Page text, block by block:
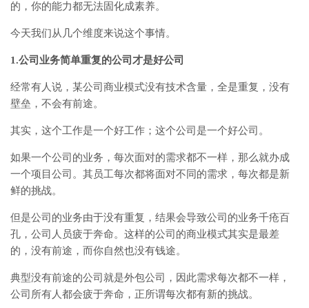
的，你的能力都无法固化成素养。
今天我们从几个维度来说这个事情。
1.公司业务简单重复的公司才是好公司
经常有人说，某公司商业模式没有技术含量，全是重复，没有
壁垒，不会有前途。
其实，这个工作是一个好工作；这个公司是一个好公司。
如果一个公司的业务，每次面对的需求都不一样，那么就办成
一个项目公司。其员工每次都将面对不同的需求，每次都是新
鲜的挑战。
但是公司的业务由于没有重复，结果会导致公司的业务千疮百
孔，公司人员疲于奔命。这样的公司的商业模式其实是最差
的，没有前途，而你自然也没有钱途。
典型没有前途的公司就是外包公司，因此需求每次都不一样，
公司所有人都会疲于奔命，正所谓每次都有新的挑战。